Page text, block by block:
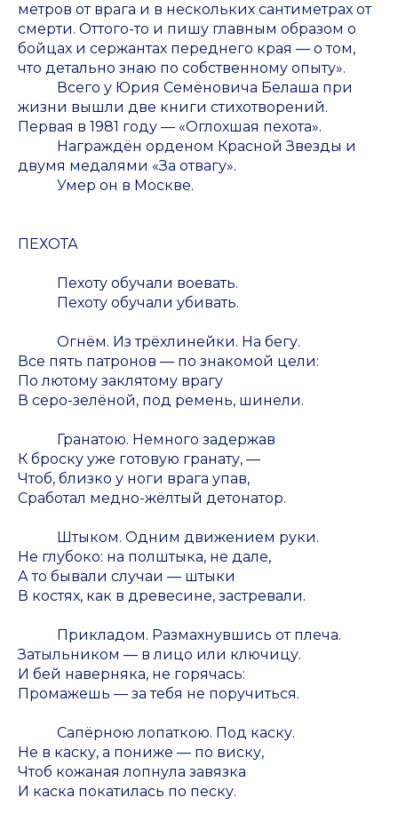
метров от врага и в нескольких сантиметрах от
смерти. Оттого-то и пишу главным образом о
бойцах и сержантах переднего края — о том,
что детально знаю по собственному опыту».
Всего у Юрия Семёновича Белаша при
жизни вышли две книги стихотворений.
Первая в 1981 году — «Оглохшая пехота».
Награждён орденом Красной Звезды и
двумя медалями «За отвагу».
Умер он в Москве.
ПЕХОТА
Пехоту обучали воевать.
Пехоту обучали убивать.
Огнём. Из трёхлинейки. На бегу.
Все пять патронов — по знакомой цели:
По лютому заклятому врагу
В серо-зелёной, под ремень, шинели.
Гранатою. Немного задержав
К броску уже готовую гранату, —
Чтоб, близко у ноги врага упав,
Сработал медно-жёлтый детонатор.
Штыком. Одним движением руки.
Не глубоко: на полштыка, не дале,
А то бывали случаи — штыки
В костях, как в древесине, застревали.
Прикладом. Размахнувшись от плеча.
Затыльником — в лицо или ключицу.
И бей наверняка, не горячась:
Промажешь — за тебя не поручиться.
Сапёрною лопаткою. Под каску.
Не в каску, а пониже — по виску,
Чтоб кожаная лопнула завязка
И каска покатилась по песку.